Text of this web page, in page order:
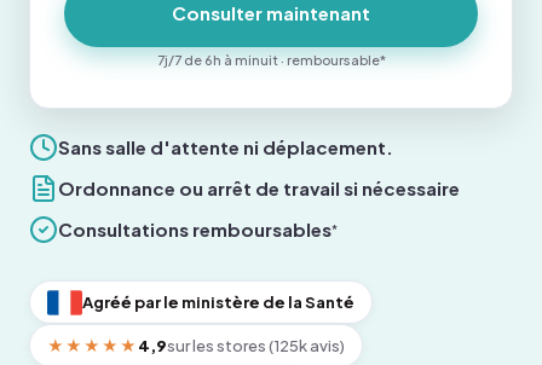
Sans salle d'attente ni déplacement.
Ordonnance ou arrêt de travail si nécessaire
Consultations remboursables*
Agréé par le ministère de la Santé
★★★★★ 4,9sur les stores (125k avis)
Consulter maintenant
7j/7 de 6h à minuit · remboursable*